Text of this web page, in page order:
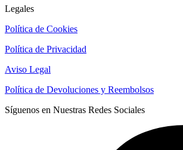
Legales
Política de Cookies
Política de Privacidad
Aviso Legal
Política de Devoluciones y Reembolsos
Síguenos en Nuestras Redes Sociales